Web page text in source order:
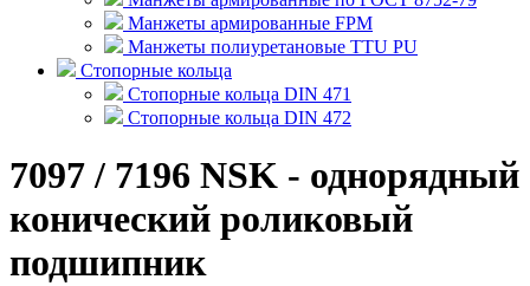
Манжеты армированные FPM
Манжеты полиуретановые TTU PU
Стопорные кольца
Стопорные кольца DIN 471
Стопорные кольца DIN 472
7097 / 7196 NSK - однорядный
конический роликовый
подшипник